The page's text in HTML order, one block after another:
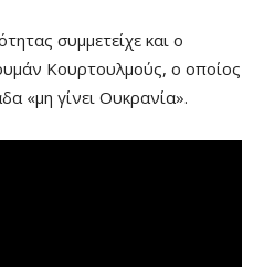
συμμετείχε και ο
Κουρτουλμούς, ο οποίος
«μη γίνει Ουκρανία».